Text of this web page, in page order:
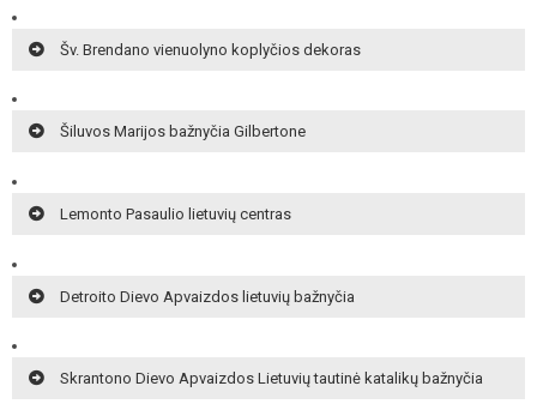
Šv. Brendano vienuolyno koplyčios dekoras
Šiluvos Marijos bažnyčia Gilbertone
Lemonto Pasaulio lietuvių centras
Detroito Dievo Apvaizdos lietuvių bažnyčia
Skrantono Dievo Apvaizdos Lietuvių tautinė katalikų bažnyčia